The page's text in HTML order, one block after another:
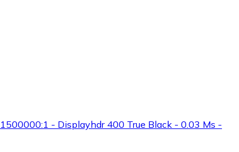
- Displayhdr 400 True Black - 0.03 Ms -